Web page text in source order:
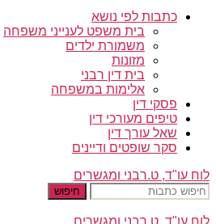
כתבות לפי נושא
בית משפט לענייני משפחה
משמורת ילדים
מזונות
בית דין רבני
אלימות במשפחה
פסקי דין
טיפים מעורכי דין
שאל עורך דין
סקר שופטים ודיינים
לוח עו"ד, ט.רבני ומגשרים
חיפוש
לוח עו"ד, ט.רבני ומגשרים